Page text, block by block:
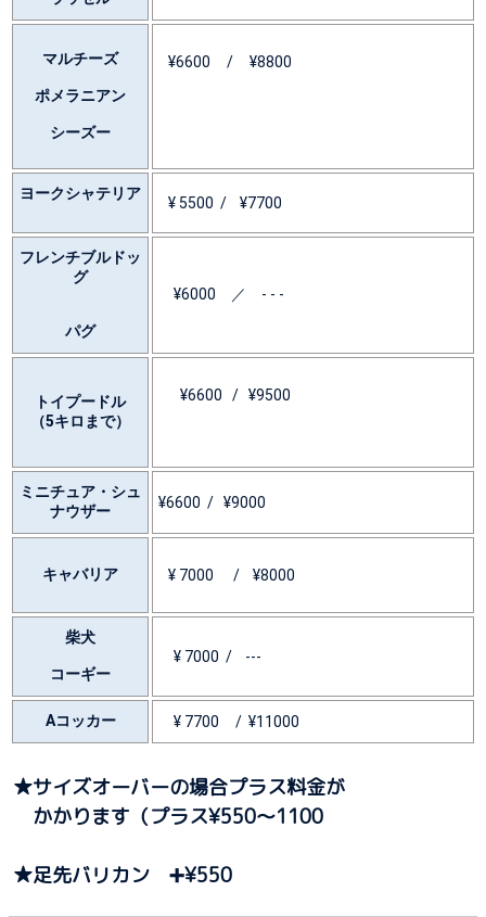
マルチーズ
ポメラニアン
シーズー
¥6600 / ¥8800
ヨークシャテリア
¥ 5500 / ¥7700
フレンチブルドッ
グ
パグ
¥6000 ／ - - -
トイプードル
（5キロまで）
¥6600 / ¥9500
ミニチュア・シュ
ナウザー
¥6600 / ¥9000
キャバリア ¥ 7000 / ¥8000
柴犬
コーギー
¥ 7000 / ---
Aコッカー ¥ 7700 / ¥11000
★サイズオーバーの場合プラス料金が
かかります（プラス¥550〜1100
★足先バリカン ➕¥550